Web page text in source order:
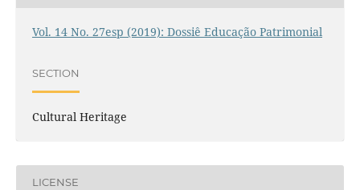
Vol. 14 No. 27esp (2019): Dossiê Educação Patrimonial
SECTION
Cultural Heritage
LICENSE